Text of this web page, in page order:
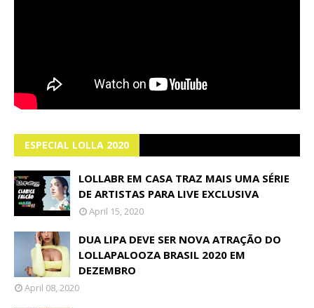
ESPECIAL LOLLA 2020
LOLLABR EM CASA TRAZ MAIS UMA SÉRIE
DE ARTISTAS PARA LIVE EXCLUSIVA
April 15, 2020
DUA LIPA DEVE SER NOVA ATRAÇÃO DO
LOLLAPALOOZA BRASIL 2020 EM
DEZEMBRO
April 08, 2020